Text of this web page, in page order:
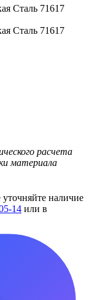
расчета
материала
наличие
14 или в